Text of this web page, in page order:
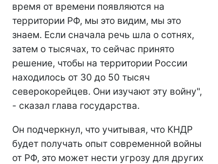
время от времени появляются на
территории РФ, мы это видим, мы это
знаем. Если сначала речь шла о сотнях,
затем о тысячах, то сейчас принято
решение, чтобы на территории России
находилось от 30 до 50 тысяч
северокорейцев. Они изучают эту войну",
- сказал глава государства.
Он подчеркнул, что учитывая, что КНДР
будет получать опыт современной войны
от РФ, это может нести угрозу для других